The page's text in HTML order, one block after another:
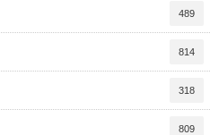
489
814
318
809